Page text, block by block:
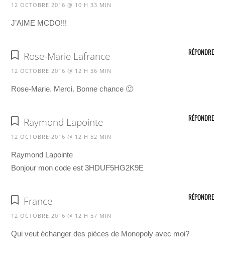
12 OCTOBRE 2016 @ 10 H 33 MIN
J’AIME MCDO!!!
Rose-Marie Lafrance
12 OCTOBRE 2016 @ 12 H 36 MIN
Rose-Marie. Merci. Bonne chance 🙂
RÉPONDRE
Raymond Lapointe
12 OCTOBRE 2016 @ 12 H 52 MIN
Raymond Lapointe
Bonjour mon code est 3HDUF5HG2K9E
RÉPONDRE
France
12 OCTOBRE 2016 @ 12 H 57 MIN
Qui veut échanger des pièces de Monopoly avec moi?
RÉPONDRE